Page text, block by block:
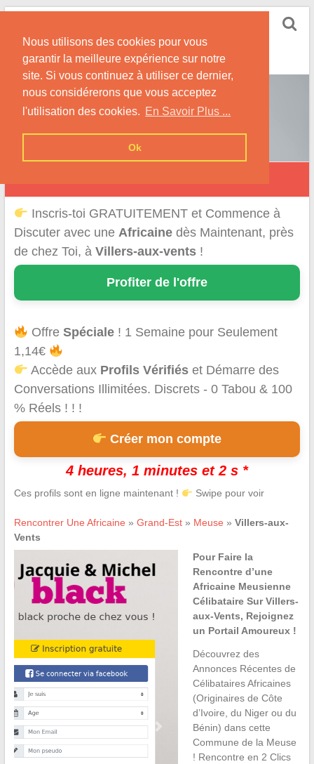
Nous utilisons des cookies pour vous
garantir la meilleure expérience sur notre
site. Si vous continuez à utiliser ce dernier,
nous considérerons que vous acceptez
l'utilisation des cookies. En Savoir Plus ...
Ok
Skip
content
Conseils et Infos pour la Rencontre d'une Belle
Africaine !
Inscris-toi GRATUITEMENT et Commence à
Discuter avec une Africainedès Maintenant, près
de chez Toi, à Villers-aux-vents!
Profiter de l'offre
OffreSpéciale ! 1 Semaine pour Seulement
1,14€
Accède aux Profils Vérifiés et Démarre des
Conversations Illimitées. Discrets - 0 Tabou & 100
% Réels ! ! !
Créer mon compte
4 heures, 1 minutes et 2 s *
Ces profils sont en ligne maintenant ! Swipe pour voir
Rencontrer Une Africaine » Grand-Est» Meuse » Villers-aux-
Vents
Pour Faire la
Rencontre d’une
Africaine Meusienne
Célibataire Sur Villers-
aux-Vents, Rejoignez
un Portail Amoureux !
Découvrez des
Annonces Récentes de
Célibataires Africaines
(Originaires de Côte
d’Ivoire, du Niger ou du
Bénin) dans cette
Commune de la Meuse
! Rencontre en 2 Clics